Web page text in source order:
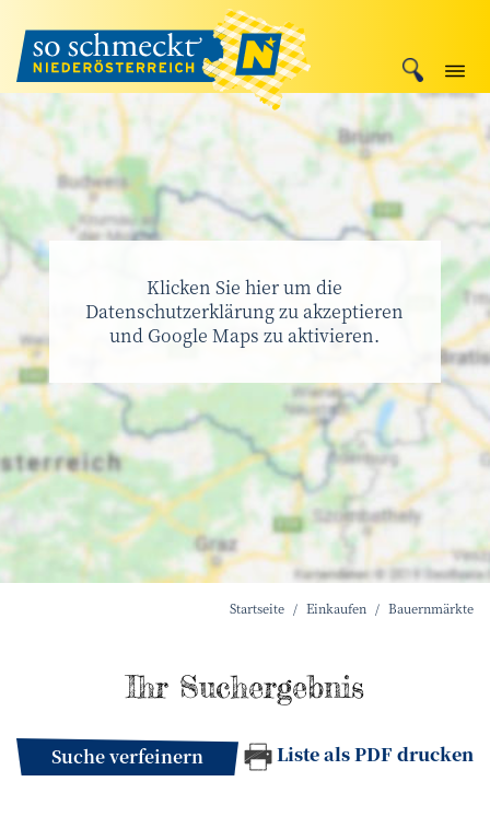
Klicken Sie hier um die
Datenschutzerklärung zu akzeptieren
und Google Maps zu aktivieren.
Startseite Einkaufen Bauernmärkte
Ihr Suchergebnis
Suche verfeinern Liste als PDF drucken